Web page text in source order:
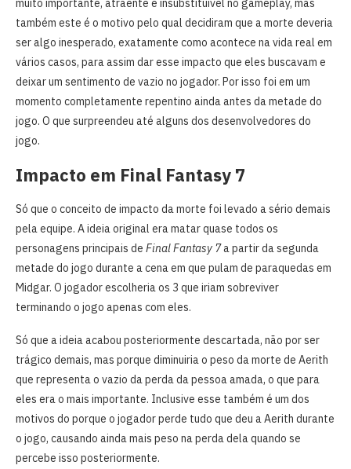
muito importante, atraente e insubstituível no gameplay, mas
também este é o motivo pelo qual decidiram que a morte deveria
ser algo inesperado, exatamente como acontece na vida real em
vários casos, para assim dar esse impacto que eles buscavam e
deixar um sentimento de vazio no jogador. Por isso foi em um
momento completamente repentino ainda antes da metade do
jogo. O que surpreendeu até alguns dos desenvolvedores do
jogo.
Impacto em Final Fantasy 7
Só que o conceito de impacto da morte foi levado a sério demais
pela equipe. A ideia original era matar quase todos os
personagens principais de Final Fantasy 7a partir da segunda
metade do jogo durante a cena em que pulam de paraquedas em
Midgar. O jogador escolheria os 3 que iriam sobreviver
terminando o jogo apenas com eles.
Só que a ideia acabou posteriormente descartada, não por ser
trágico demais, mas porque diminuiria o peso da morte de Aerith
que representa o vazio da perda da pessoa amada, o que para
eles era o mais importante. Inclusive esse também é um dos
motivos do porque o jogador perde tudo que deu a Aerith durante
o jogo, causando ainda mais peso na perda dela quando se
percebe isso posteriormente.